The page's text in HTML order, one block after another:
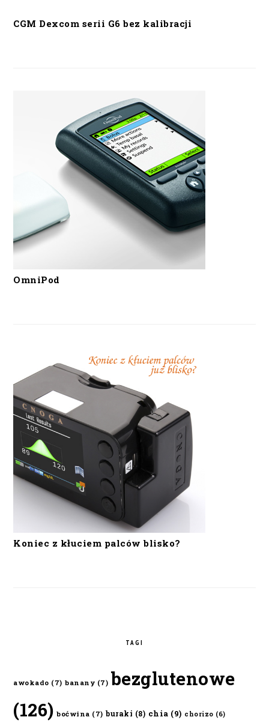
CGM Dexcom serii G6 bez kalibracji
OmniPod
Koniec z kłuciem palców blisko?
TAGI
awokado (7) banany (7) bezglutenowe
(126) boćwina (7) buraki (8) chia (9) chorizo (6)